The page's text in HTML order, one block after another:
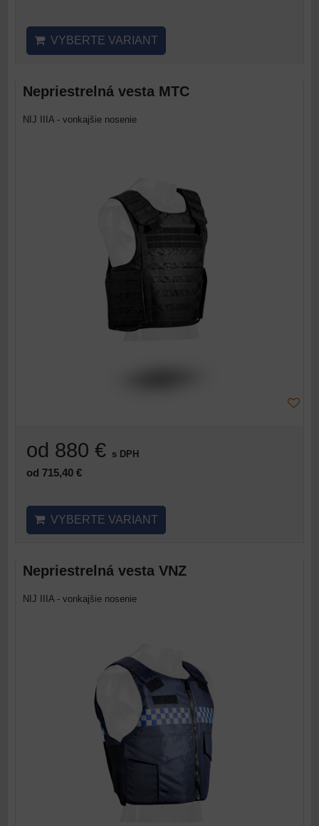
VYBERTE VARIANT
Nepriestrelná vesta MTC
NIJ IIIA - vonkajšie nosenie
od 880 € s DPH
od 715,40 €
VYBERTE VARIANT
Nepriestrelná vesta VNZ
NIJ IIIA - vonkajšie nosenie